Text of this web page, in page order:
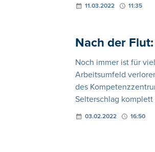
11.03.2022 11:35
Nach der
Noch immer ist für
Arbeitsumfeld
des
Selterschlag komplett
03.02.2022 16:50